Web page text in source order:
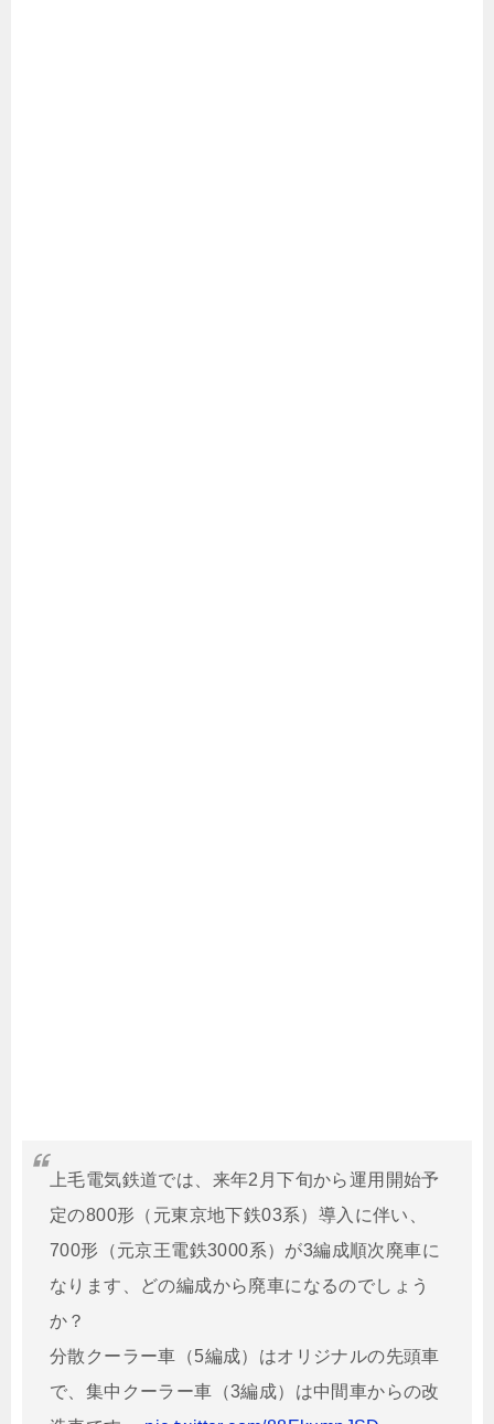
上毛電気鉄道では、来年2月下旬から運用開始予
定の800形（元東京地下鉄03系）導入に伴い、
700形（元京王電鉄3000系）が3編成順次廃車に
なります、どの編成から廃車になるのでしょう
か？
分散クーラー車（5編成）はオリジナルの先頭車
で、集中クーラー車（3編成）は中間車からの改